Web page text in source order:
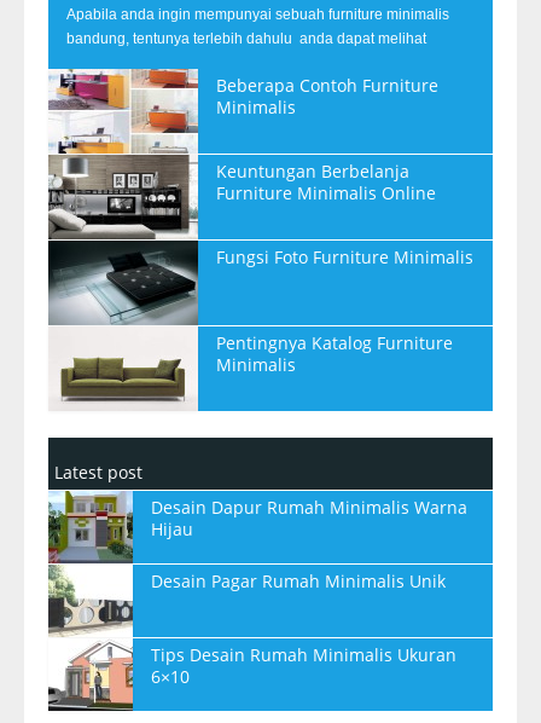
Apabila anda ingin mempunyai sebuah furniture minimalis
bandung, tentunya terlebih dahulu anda dapat melihat
Beberapa Contoh Furniture
Minimalis
Keuntungan Berbelanja
Furniture Minimalis Online
Fungsi Foto Furniture Minimalis
Pentingnya Katalog Furniture
Minimalis
Latest post
Desain Dapur Rumah Minimalis Warna
Hijau
Desain Pagar Rumah Minimalis Unik
Tips Desain Rumah Minimalis Ukuran
6×10